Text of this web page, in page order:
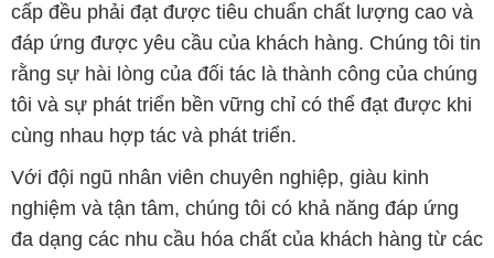
cấp đều phải đạt được tiêu chuẩn chất lượng cao và
đáp ứng được yêu cầu của khách hàng. Chúng tôi tin
rằng sự hài lòng của đối tác là thành công của chúng
tôi và sự phát triển bền vững chỉ có thể đạt được khi
cùng nhau hợp tác và phát triển.
Với đội ngũ nhân viên chuyên nghiệp, giàu kinh
nghiệm và tận tâm, chúng tôi có khả năng đáp ứng
đa dạng các nhu cầu hóa chất của khách hàng từ các